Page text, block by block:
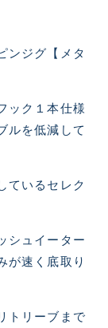
ンジグ【メタ
ック１本仕様
ルを低減して
ているセレク
シュイーター
が速く底取り
トリーブまで